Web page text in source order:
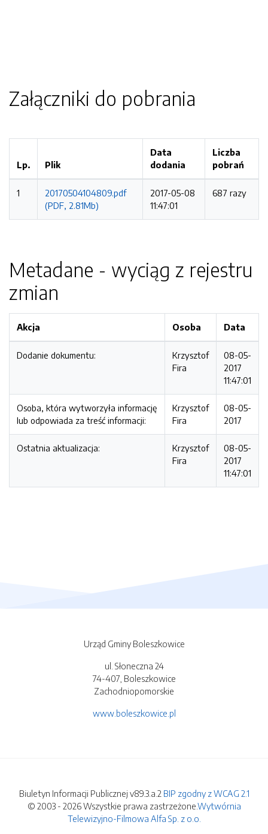
Załączniki do pobrania
Lp. Plik
Data
dodania
Liczba
pobrań
1
20170504104809.pdf
(PDF, 2.81Mb)
2017-05-08
11:47:01
687 razy
Metadane - wyciąg z rejestru
zmian
Akcja Osoba Data
Dodanie dokumentu:
Krzysztof
Fira
08-05-
2017
11:47:01
Osoba, która wytworzyła informację
lub odpowiada za treść informacji:
Krzysztof
Fira
08-05-
2017
Ostatnia aktualizacja:
Krzysztof
Fira
08-05-
2017
11:47:01
Urząd Gminy Boleszkowice
ul. Słoneczna 24
74-407, Boleszkowice
Zachodniopomorskie
www.boleszkowice.pl
Biuletyn Informacji Publicznej v89.3.a.2 BIP zgodny z WCAG 2.1
© 2003 - 2026 Wszystkie prawa zastrzeżone.Wytwórnia
Telewizyjno-Filmowa Alfa Sp. z o.o.